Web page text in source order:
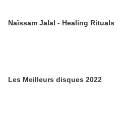
Naïssam Jalal - Healing Rituals
Les Meilleurs disques 2022